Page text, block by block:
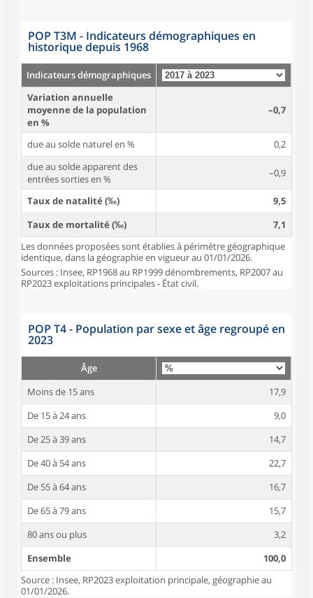
POP T3M - Indicateurs démographiques en
historique depuis 1968
Indicateurs démographiques
Variation annuelle
moyenne de la population
en %
–0,7
due au solde naturel en %
0,2
due au solde apparent des
entrées sorties en %
–0,9
Taux de natalité (‰)
9,5
Taux de mortalité (‰)
7,1
Les données proposées sont établies à périmètre géographique
identique, dans la géographie en vigueur au 01/01/2026.
Sources : Insee, RP1968 au RP1999 dénombrements, RP2007 au
RP2023 exploitations principales - État civil.
POP T4 - Population par sexe et âge regroupé en
2023
Âge
Moins de 15 ans
17,9
De 15 à 24 ans
9,0
De 25 à 39 ans
14,7
De 40 à 54 ans
22,7
De 55 à 64 ans
16,7
De 65 à 79 ans
15,7
80 ans ou plus
3,2
Ensemble
100,0
Source : Insee, RP2023 exploitation principale, géographie au
01/01/2026.